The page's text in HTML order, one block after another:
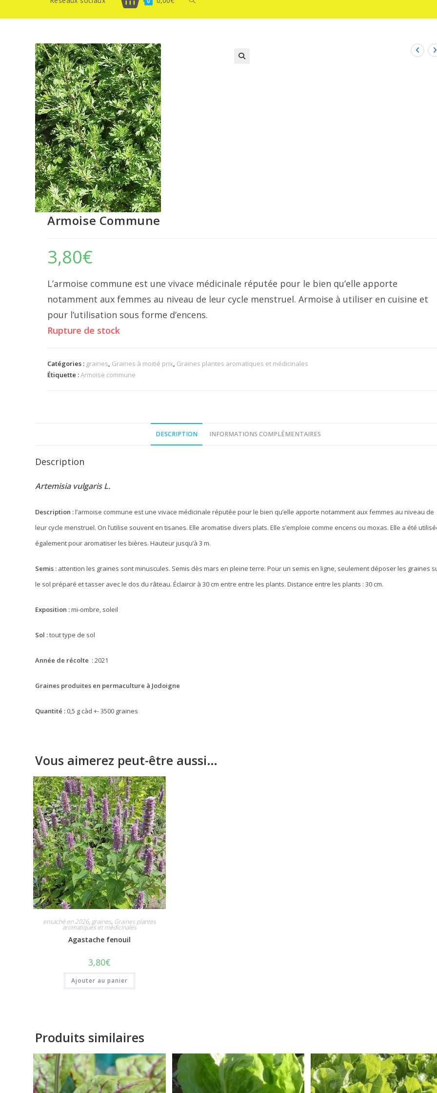
Armoise Commune
3,80€
L’armoise commune est une vivace médicinale réputée pour le bien qu’elle apporte
notamment aux femmes au niveau de leur cycle menstruel. Armoise à utiliser en cuisine et
pour l’utilisation sous forme d’encens.
Rupture de stock
Catégories : graines, Graines à moitié prix, Graines plantes aromatiques et médicinales
Étiquette :Armoise commune
DESCRIPTION INFORMATIONS COMPLÉMENTAIRES
Description
Artemisia vulgaris L.
Description :l’armoise commune est une vivace médicinale réputée pour le bien qu’elle apporte notamment aux femmes au niveau de
leur cycle menstruel. On l’utilise souvent en tisanes. Elle aromatise divers plats. Elle s’emploie comme encens ou moxas. Elle a été
également pour aromatiser les bières. Hauteur jusqu’à 3 m.
Semis : attention les graines sont minuscules. Semis dès mars en pleine terre. Pour un semis en ligne, seulement déposer les graines
le sol préparé et tasser avec le dos du râteau. Éclaircir à 30 cm entre entre les plants. Distance entre les plants : 30 cm.
Exposition :mi-ombre, soleil
Sol :tout type de sol
Année de récolte : 2021
Graines produites en permaculture à Jodoigne
Quantité : 0,5 g càd +- 3500 graines
Vous aimerez peut-être aussi…
ensaché en 2026, graines, Graines plantes
aromatiques et médicinales
Agastache fenouil
3,80€
Ajouter au panier
Produits similaires